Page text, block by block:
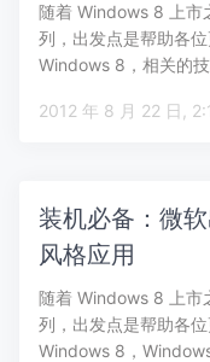
随着 Windows 8 上市
列，出发点是帮助各
Windows 8，相关的
2012
装机必备：微
风格应用
随着 Windows 8 上市
列，出发点是帮助各
Windows 8，